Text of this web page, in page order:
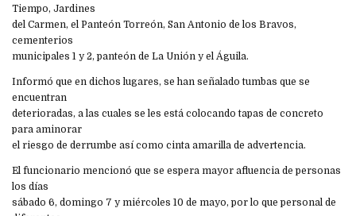
Tiempo, Jardines
del Carmen, el Panteón Torreón, San Antonio de los Bravos,
cementerios
municipales 1 y 2, panteón de La Unión y el Águila.
Informó que en dichos lugares, se han señalado tumbas que se
encuentran
deterioradas, a las cuales se les está colocando tapas de concreto
para aminorar
el riesgo de derrumbe así como cinta amarilla de advertencia.
El funcionario mencionó que se espera mayor afluencia de personas
los días
sábado 6, domingo 7 y miércoles 10 de mayo, por lo que personal de